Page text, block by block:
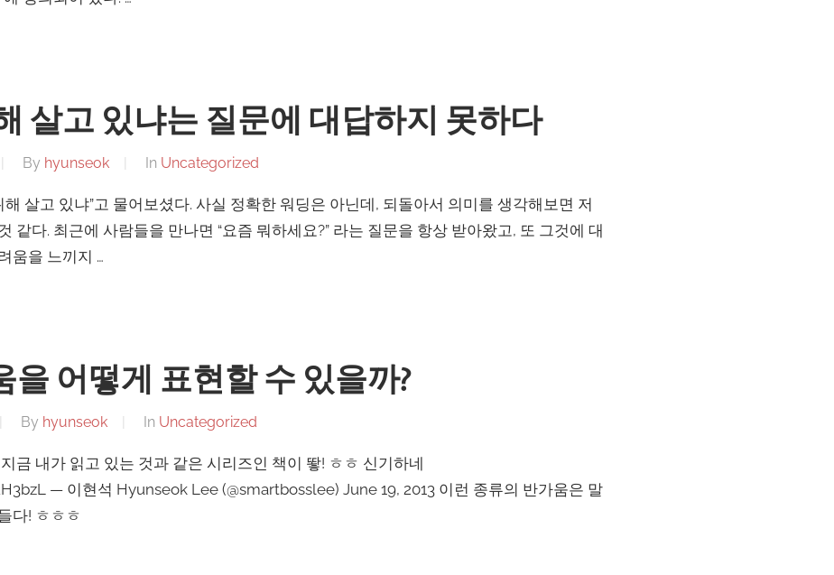
살고 있냐는 질문에 대답하지 못하다
By hyunseok In Uncategorized
해 살고 있냐”고 물어보셨다. 사실 정확한 워딩은 아닌데, 되돌아서 의미를 생각해보면 저
같다. 최근에 사람들을 만나면 “요즘 뭐하세요?” 라는 질문을 항상 받아왔고, 또 그것에 대
움을 느끼지 …
을 어떻게 표현할 수 있을까?
By hyunseok In Uncategorized
금 내가 읽고 있는 것과 같은 시리즈인 책이 뙇! ㅎㅎ 신기하네
— 이현석 Hyunseok Lee (@smartbosslee) June 19, 2013 이런 종류의 반가움은 말
다! ㅎㅎㅎ